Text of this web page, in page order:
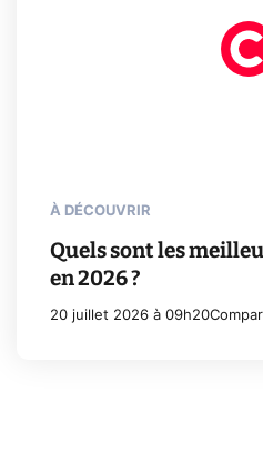
À DÉCOUVRIR
Quels sont les
en 2026 ?
20 juillet 2026 à 09h20